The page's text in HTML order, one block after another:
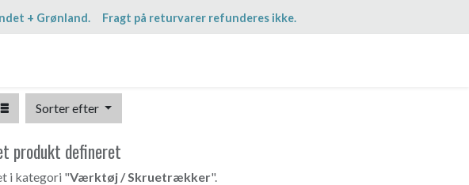
+ Grønland. Fragt på returvarer refunderes ikke.
Sorter efter
produkt defineret
i kategori "Værktøj / Skruetrækker".